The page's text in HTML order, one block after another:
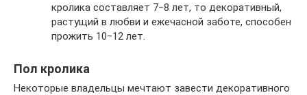
кролика составляет 7‒8 лет, то декоративный,
растущий в любви и ежечасной заботе, способен
прожить 10‒12 лет.
Пол кролика
Некоторые владельцы мечтают завести декоративного